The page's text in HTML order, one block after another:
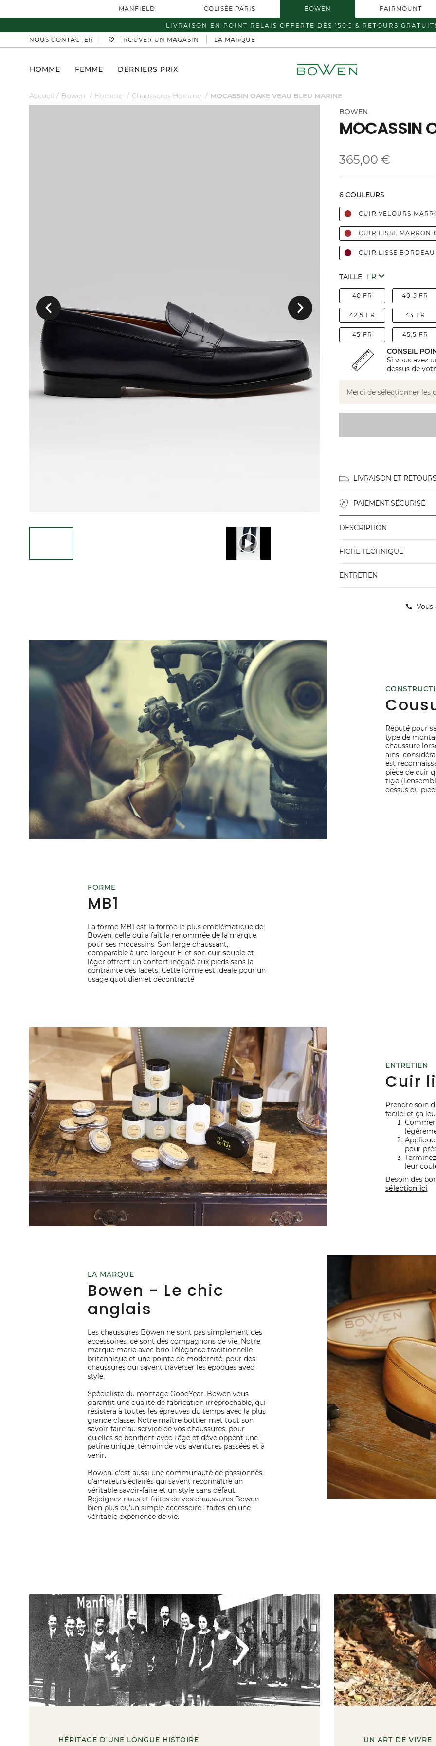
MANFIELD COLISÉE PARIS BOWEN FAIRMOUNT
LIVRAISON EN POINT RELAIS OFFERTE DÈS 150€ & RETOURS
NOUS CONTACTER
TROUVER UN MAGASIN LA MARQUE
HOMME FEMME DERNIERS PRIX
Accueil Bowen Homme Chaussures Homme MOCASSIN OAKE VEAU BLEU MARINE
Précedent Suivant
BOWEN
MOCASSIN
365,00 €
6 COULEURS
CUIR VELOURS
CUIR LISSE MARRON
CUIR LISSE
TAILLE
40 FR 40.5 FR
42.5 FR 43 FR
45 FR 45.5 FR
CONSEIL
Si vous avez
dessus de
Merci de sélectionner les
LIVRAISON ET
PAIEMENT SÉCURISÉ
DESCRIPTION
FICHE TECHNIQUE
ENTRETIEN
Vous
Réputé pour
type de
chaussure
ainsi
est
pièce de cuir
tige
dessus du
FORME
MB1
La forme MB1 est la forme la plus emblématique de
Bowen, celle qui a fait la renommée de la marque
pour ses mocassins. Son large chaussant,
comparable à une largeur E, et son cuir souple et
léger offrent un confort inégalé aux pieds sans la
contrainte des lacets. Cette forme est idéale pour un
usage quotidien et décontracté
ENTRETIEN
Cuir
Prendre soin
facile, et ça
pour
leur
Besoin des
sélection ici.
LA MARQUE
Bowen - Le chic
anglais
Les chaussures Bowen ne sont pas simplement des
accessoires, ce sont des compagnons de vie. Notre
marque marie avec brio l'élégance traditionnelle
britannique et une pointe de modernité, pour des
chaussures qui savent traverser les époques avec
style.
Spécialiste du montage GoodYear, Bowen vous
garantit une qualité de fabrication irréprochable, qui
résistera à toutes les épreuves du temps avec la plus
grande classe. Notre maître bottier met tout son
savoir-faire au service de vos chaussures, pour
qu'elles se bonifient avec l'âge et développent une
patine unique, témoin de vos aventures passées et à
venir.
Bowen, c'est aussi une communauté de passionnés,
d'amateurs éclairés qui savent reconnaître un
véritable savoir-faire et un style sans défaut.
Rejoignez-nous et faites de vos chaussures Bowen
bien plus qu'un simple accessoire : faites-en une
véritable expérience de vie.
HÉRITAGE D'UNE LONGUE HISTOIRE UN ART DE VIVRE